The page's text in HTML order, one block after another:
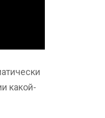
какой-